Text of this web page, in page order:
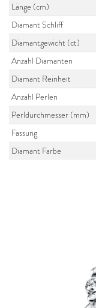
Länge (cm)
Diamant Schliff
Diamantgewicht (ct)
Anzahl Diamanten
Diamant Reinheit
Anzahl Perlen
Perldurchmesser (mm)
Fassung
Diamant Farbe